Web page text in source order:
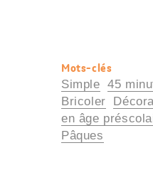
Informations
utiles
Mots-clés
Simple 45
Bricoler
en âge
Pâques